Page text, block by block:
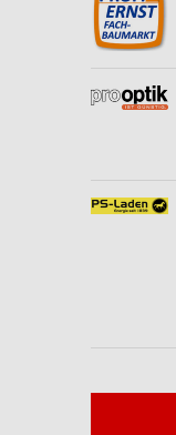
Notwendig